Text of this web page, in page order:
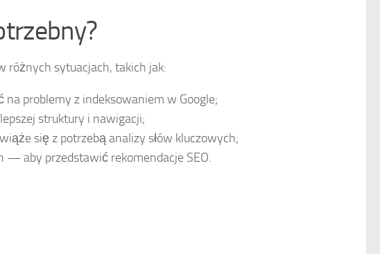
różnych sytuacjach, takich jak:
problemy z indeksowaniem w Google;
struktury i nawigacji;
się z potrzebą analizy słów kluczowych;
— aby przedstawić rekomendacje SEO.